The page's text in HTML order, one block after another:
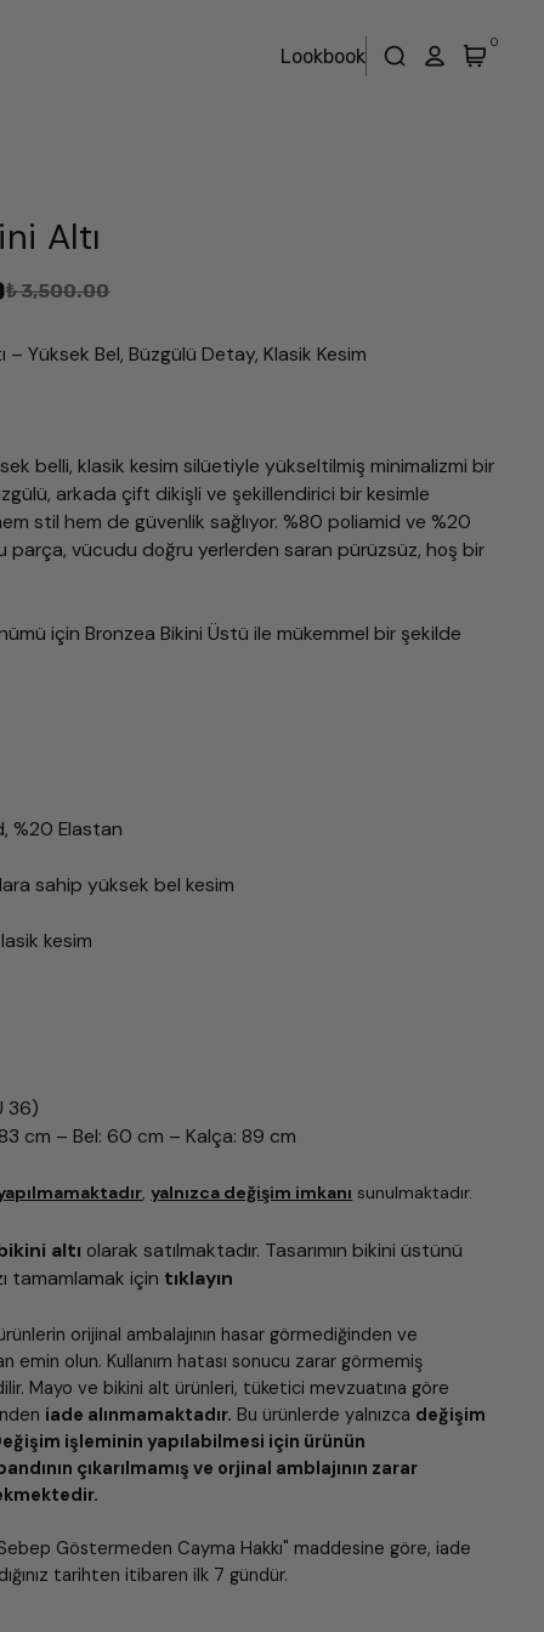
Lookbook
0
Altı
₺ 3,500.00
– Yüksek Bel, Büzgülü Detay, Klasik Kesim
belli, klasik kesim silüetiyle yükseltilmiş minimalizmi bir
arkada çift dikişli ve şekillendirici bir kesimle
stil hem de güvenlik sağlıyor. %80 poliamid ve %20
parça, vücudu doğru yerlerden saran pürüzsüz, hoş bir
için Bronzea Bikini Üstü ile mükemmel bir şekilde
%20 Elastan
sahip yüksek bel kesim
kesim
36)
cm – Bel: 60 cm – Kalça: 89 cm
,yalnızca değişim imkanı sunulmaktadır.
altı olarak satılmaktadır. Tasarımın bikini üstünü
tamamlamak için tıklayın
orijinal ambalajının hasar görmediğinden ve
emin olun. Kullanım hatası sonucu zarar görmemiş
Mayo ve bikini alt ürünleri, tüketici mevzuatına göre
iade alınmamaktadır. Bu ürünlerde yalnızca değişim
işleminin yapılabilmesi için ürünün
çıkarılmamış ve orjinal amblajının zarar
Göstermeden Cayma Hakkı" maddesine göre, iade
tarihten itibaren ilk 7 gündür.